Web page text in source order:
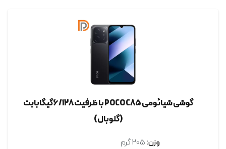
گوشی شیائومی POCO C85 با ظرفیت 6/128 گیگابایت
(گلوبال)
وزن:205 گرم